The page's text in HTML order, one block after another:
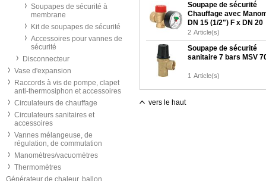
Soupapes de sécurité à
membrane
Kit de soupapes de sécurité
Accessoires pour vannes de
sécurité
Disconnecteur
Vase d'expansion
Raccords à vis de pompe, clapet
anti-thermosiphon et accessoires
Circulateurs de chauffage
Circulateurs sanitaires et
accessoires
Vannes mélangeuse, de
régulation, de commutation
Manomètres/vacuomètres
Thermomètres
Générateur de chaleur, ballon
Soupape de sécurité
Chauffage avec
DN 15 (1/2") F x DN 20
(3/4") F
2 Article(s)
Soupape de sécurité
sanitaire 7 bars MSV
1 Article(s)
vers le haut